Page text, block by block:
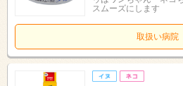
スムーズにします
取扱い病院